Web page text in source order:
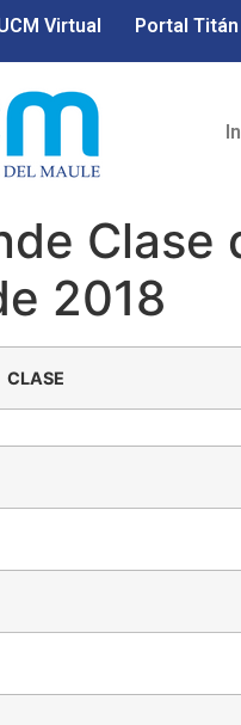
Virtual Portal Titán
2018
CLASE